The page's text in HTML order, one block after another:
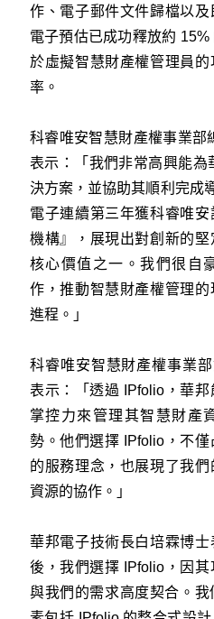
作、電子郵件文件歸檔以
電子預估已成功釋放約
於虛擬智慧財產權管理員
率。
科睿唯安智慧財產權事業部
表示：「我們非常高興能為
決方案，並協助其順利完成
電子連續第三年獲科睿唯
機構』，展現出對創新的堅
核心價值之一。我們很自
作，推動智慧財產權管理
進程。」
科睿唯安智慧財產權事業
表示：「透過 IPfolio，華
掌控力來管理其智慧財產
勢。他們選擇 IPfolio，不
的服務理念，也展現了我
資源的協作。」
華邦電子技術長白培霖博
後，我們選擇 IPfolio，因
與我們的需求高度契合。我